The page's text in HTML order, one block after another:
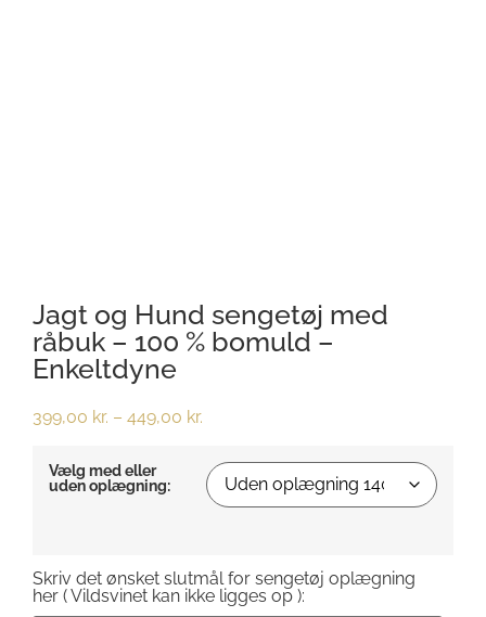
Jagt og Hund sengetøj med
råbuk – 100 % bomuld –
Enkeltdyne
399,00 kr. – 449,00 kr.
Vælg med eller
uden oplægning:
Skriv det ønsket slutmål for sengetøj oplægning
her ( Vildsvinet kan ikke ligges op ):